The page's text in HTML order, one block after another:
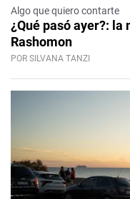
Algo que quiero contarte
¿Qué pasó ayer?:
Rashomon
POR SILVANA TANZI